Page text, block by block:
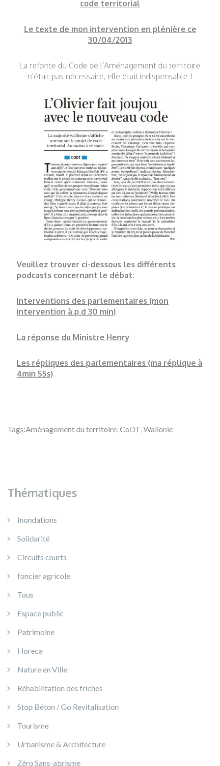
code territorial
Le texte de mon intervention en plénière ce
30/04/2013
La refonte du Code de l’Aménagement du territoire
n’était pas nécessaire, elle était indispensable !
Veuillez trouver ci-dessous les différents
podcasts concernant le débat:
Interventions des parlementaires (mon
intervention à.p.d 30 min)
La réponse du Ministre Henry
Les répliques des parlementaires (ma réplique à
4min 55s)
Tags:Aménagement du territoire,CoDT,Wallonie
Thématiques
Inondations
Solidarité
Circuits courts
foncier agricole
Tous
Espace public
Patrimoine
Horeca
Nature en Ville
Réhabilitation des friches
Stop Béton / Go Revitalisation
Tourisme
Urbanisme & Architecture
Zéro Sans-abrisme